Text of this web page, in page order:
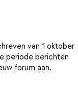
van 1 oktober
periode berichten
forum aan.